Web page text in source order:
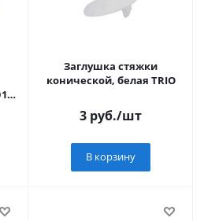
Заглушка стяжки
конической, белая TRIO
3 руб./шт
В корзину